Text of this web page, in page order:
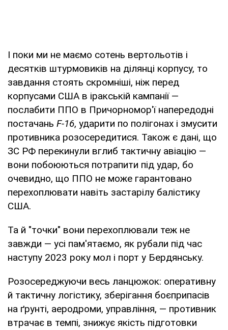
І поки ми не маємо сотень вертольотів і
десятків штурмовиків на ділянці корпусу, то
завдання стоять скромніші, ніж перед
корпусами США в іракській кампанії —
послабити ППО в Причорномор'ї напередодні
постачань F-16, ударити по полігонах і змусити
противника розосередитися. Також є дані, що
ЗС РФ перекинули вглиб тактичну авіацію —
вони побоюються потрапити під удар, бо
очевидно, що ППО не може гарантовано
перехоплювати навіть застарілу балістику
США.
Та й "точки" вони перехоплювали теж не
завжди — усі пам'ятаємо, як рубали під час
наступу 2023 року мол і порт у Бердянську.
Розосереджуючи весь ланцюжок: оперативну
й тактичну логістику, зберігання боєприпасів
на ґрунті, аеродроми, управління, — противник
втрачає в темпі, знижує якість підготовки